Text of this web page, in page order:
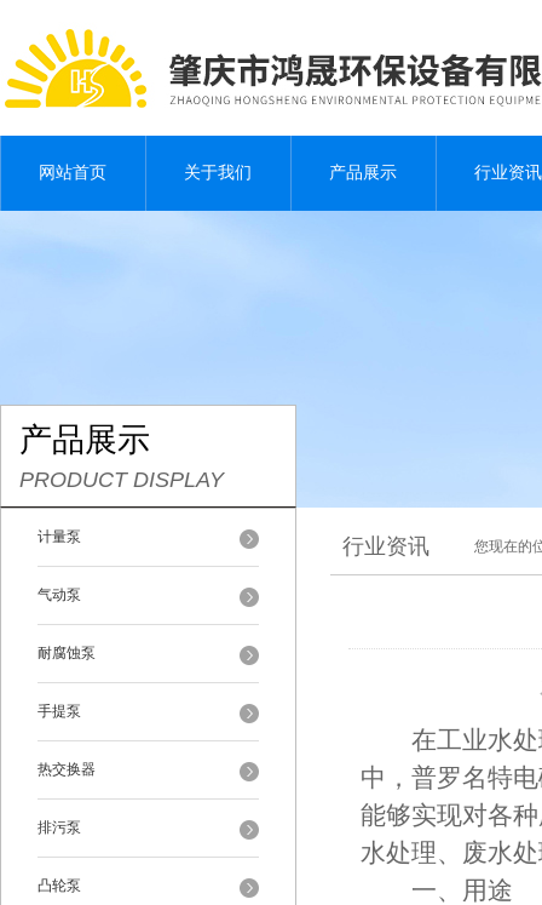
网站首页 关于我们 产品展示 行业资讯
产品展示
PRODUCT DISPLAY
计量泵
气动泵
耐腐蚀泵
手提泵
热交换器
排污泵
凸轮泵
行业资讯 您现在的
在工业水处
中，普罗名特
能够实现对各
水处理、废水
一、用途